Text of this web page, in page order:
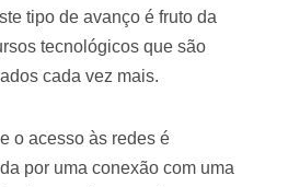
tipo de avanço é fruto da
tecnológicos que são
cada vez mais.
o acesso às redes é
por uma conexão com uma